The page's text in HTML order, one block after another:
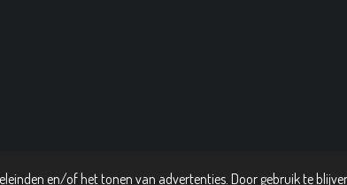
en/of het tonen van advertenties. Door gebruik te
en toebehoren